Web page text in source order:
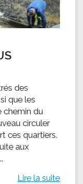
des
que les
chemin du
circuler
ces quartiers.
aux
Lire la suite